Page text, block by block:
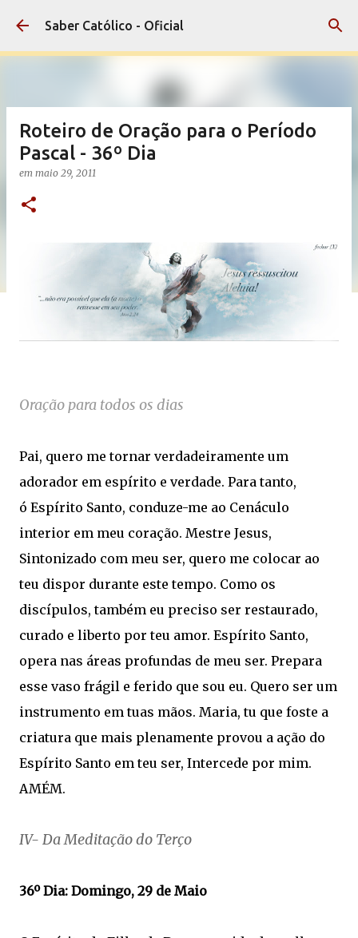
Pular para o conteúdo principal
Saber Católico - Oficial
Roteiro de Oração para o Período
Pascal - 36º Dia
em maio 29, 2011
Oração para todos os dias
Pai, quero me tornar verdadeiramente um
adorador em espírito e verdade. Para tanto,
ó Espírito Santo, conduze-me ao Cenáculo
interior em meu coração. Mestre Jesus,
Sintonizado com meu ser, quero me colocar ao
teu dispor durante este tempo. Como os
discípulos, também eu preciso ser restaurado,
curado e liberto por teu amor. Espírito Santo,
opera nas áreas profundas de meu ser. Prepara
esse vaso frágil e ferido que sou eu. Quero ser um
instrumento em tuas mãos. Maria, tu que foste a
criatura que mais plenamente provou a ação do
Espírito Santo em teu ser, Intercede por mim.
AMÉM.
IV- Da Meditação do Terço
36º Dia: Domingo, 29 de Maio